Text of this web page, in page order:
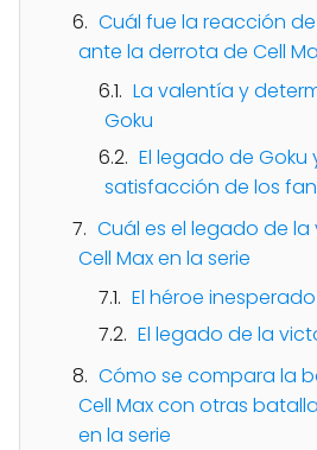
Cuál fue la reacción
ante la derrota de Cell
La valentía y
Goku
El legado de Goku
satisfacción de los
Cuál es el legado de
Cell Max en la serie
El héroe inesperado
El legado de la
Cómo se compara la
Cell Max con otras
en la serie